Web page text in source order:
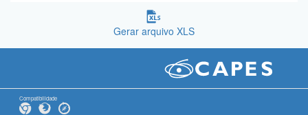
Gerar arquivo XLS
Compatibilidade